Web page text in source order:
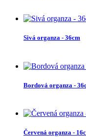
Sivá organza - 36cm
Bordová organza -
Červená organza -